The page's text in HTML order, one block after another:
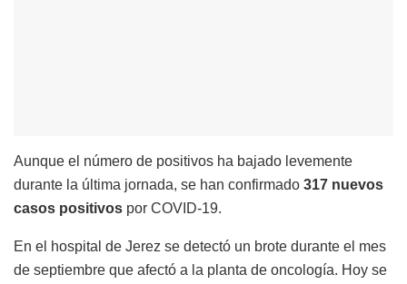
Aunque el número de positivos ha bajado levemente
durante la última jornada, se han confirmado 317 nuevos
casos positivos por COVID-19.
En el hospital de Jerez se detectó un brote durante el mes
de septiembre que afectó a la planta de oncología. Hoy se